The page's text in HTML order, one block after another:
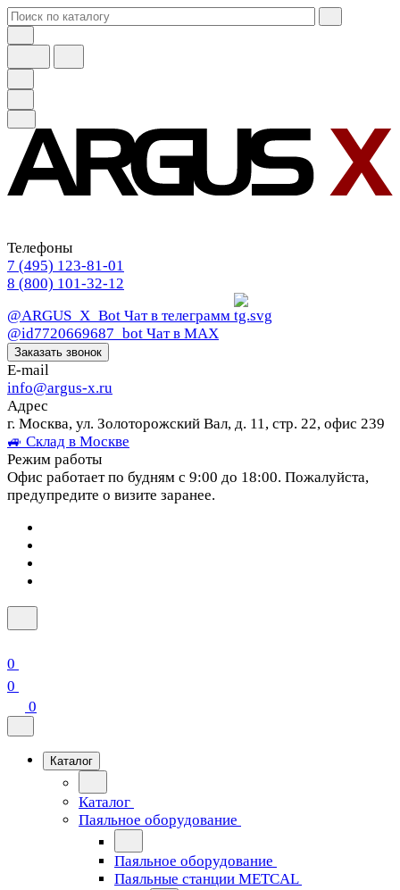
Телефоны
7 (495) 123-81-01
8 (800) 101-32-12
@ARGUS_X_Bot Чат в телеграмм
@id7720669687_bot Чат в МАХ
Заказать звонок
E-mail
info@argus-x.ru
Адрес
г. Москва, ул. Золоторожский Вал, д. 11, стр. 22, офис 239
🚙 Склад в Москве
Режим работы
Офис работает по будням с 9:00 до 18:00. Пожалуйста,
предупредите о визите заранее.
0
0
0
Каталог
Каталог
Паяльное оборудование
Паяльное оборудование
Паяльные станции METCAL